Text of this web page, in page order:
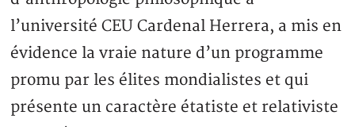
l’université CEU Cardenal Herrera, a mis en
évidence la vraie nature d’un programme
promu par les élites mondialistes et qui
présente un caractère étatiste et relativiste